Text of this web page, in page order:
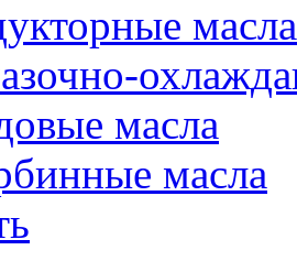
масла
масла
масла